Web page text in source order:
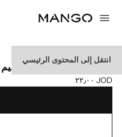
انتقل إلى المحتوى الرئيسي
شورت برمودا قطني مستقيم
السعر الحالي [JOD ٢٢٫٠٠ ]
JOD ٢٢٫٠٠
حدد اللون